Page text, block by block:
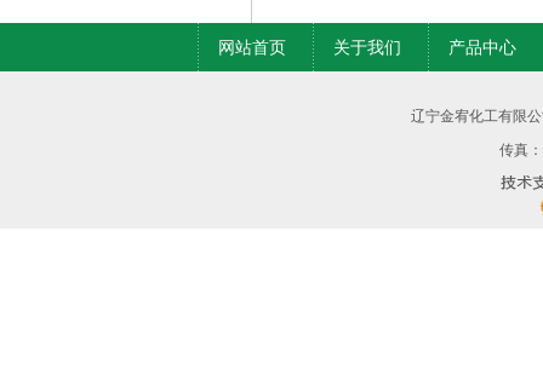
网站首页 关于我们 产品中心
辽宁金宥化工有限
传真